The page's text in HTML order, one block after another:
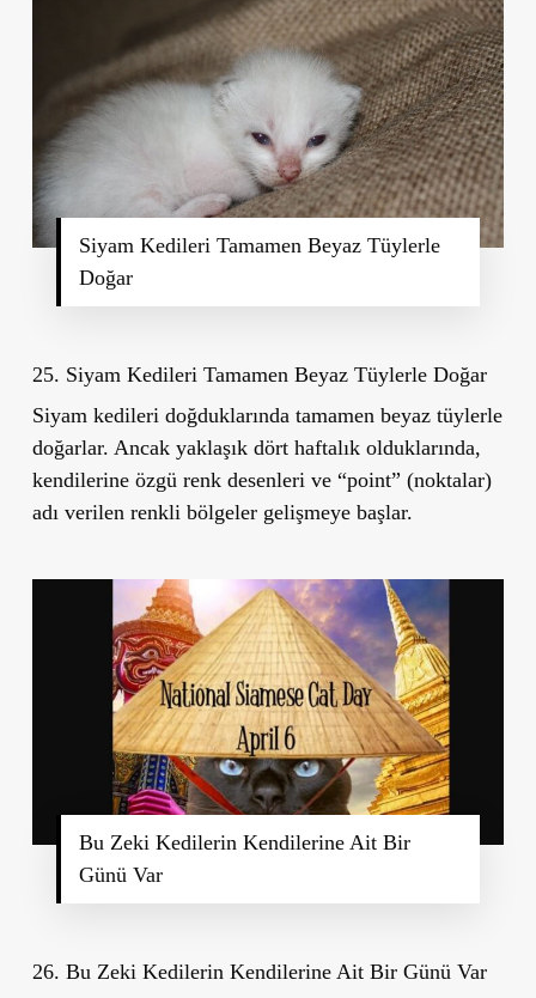
Siyam Kedileri Tamamen Beyaz Tüylerle
Doğar
25. Siyam Kedileri Tamamen Beyaz Tüylerle Doğar
Siyam kedileri doğduklarında tamamen beyaz tüylerle
doğarlar. Ancak yaklaşık dört haftalık olduklarında,
kendilerine özgü renk desenleri ve “point” (noktalar)
adı verilen renkli bölgeler gelişmeye başlar.
Bu Zeki Kedilerin Kendilerine Ait Bir
Günü Var
26. Bu Zeki Kedilerin Kendilerine Ait Bir Günü Var